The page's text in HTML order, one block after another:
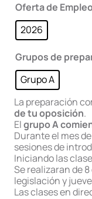
Oferta de
2026
Grupos de
Grupo A
La preparación
de tu oposición.
Elgrupo A
Durante el mes
sesiones de
Iniciando las
Se realizaran de
legislación y
Las clases en